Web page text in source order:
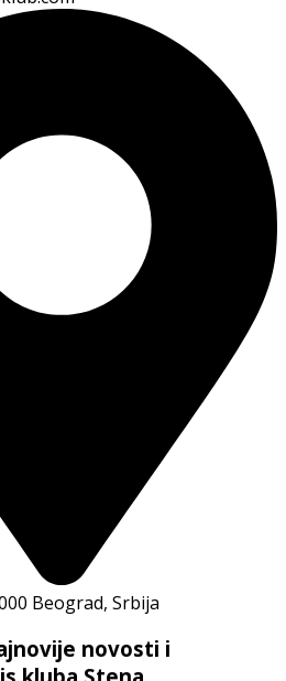
Beograd, Srbija
novosti i